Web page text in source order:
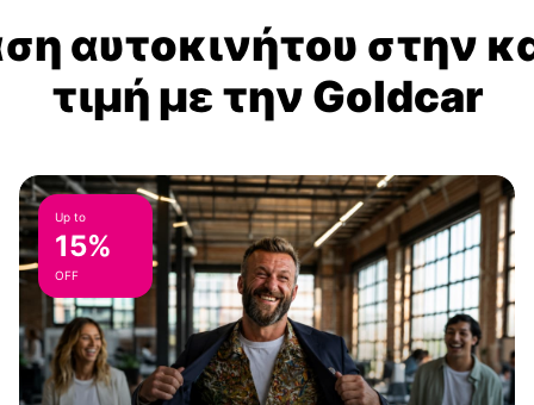
αυτοκινήτου στην
τιμή με την Goldcar
Up to
15%
OFF